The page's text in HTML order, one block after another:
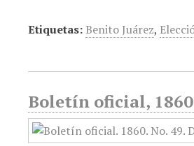
Etiquetas: Benito Juárez,
Boletín oficial,